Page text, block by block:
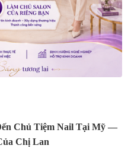
Chủ Tiệm Nail Tại Mỹ —
Chị Lan